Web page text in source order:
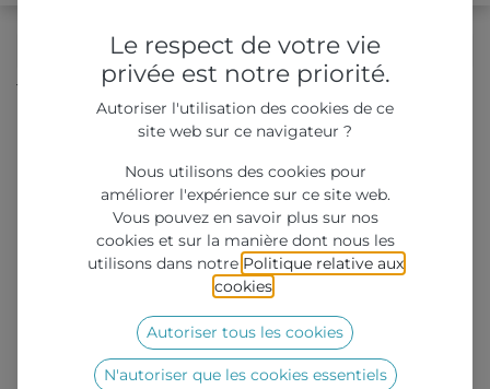
Tous les produits
Pack Start & Cash (Rose) - Distributeur + 350 Jouets
Capsules Clé en Main
Le respect de votre vie
privée est notre priorité.
Autoriser l'utilisation des cookies de ce
site web sur ce navigateur ?
Nous utilisons des cookies pour
améliorer l'expérience sur ce site web.
Vous pouvez en savoir plus sur nos
cookies et sur la manière dont nous les
utilisons dans notre Politique relative aux
cookies
Autoriser tous les cookies
N'autoriser que les cookies essentiels